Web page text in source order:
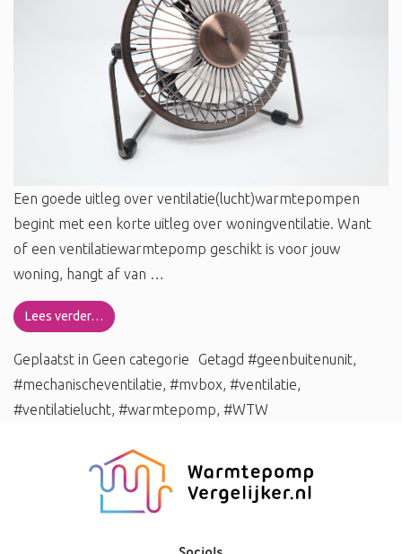
Een goede uitleg over ventilatie(lucht)warmtepompen
begint met een korte uitleg over woningventilatie. Want
of een ventilatiewarmtepomp geschikt is voor jouw
woning, hangt af van …
Lees verder…
Geplaatst in Geen categorie Getagd #geenbuitenunit,
#mechanischeventilatie, #mvbox, #ventilatie,
#ventilatielucht, #warmtepomp, #WTW